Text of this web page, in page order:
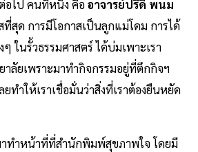
อไป คนที่หนึ่ง คืออาจารย์ปรีดี พนม
ที่สุด การมีโอกาสเป็นลูกแม่โดม การได้
ในรั้วธรรมศาสตร์ ได้บ่มเพาะเรา
ลัยเพราะมาทำกิจกรรมอยู่ที่ตึกกิจฯ
ทำให้เราเชื่อมั่นว่าสิ่งที่เราต้องยืนหยัด
าทำหน้าที่ที่สำนักพิมพ์สุขภาพใจ โดยมี